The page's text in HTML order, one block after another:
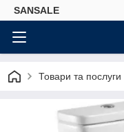
SANSALE
Товари та послуги